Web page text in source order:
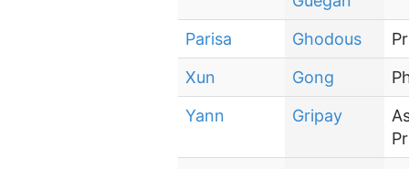
Parisa Ghodous
Xun
Gong
Yann
Gripay